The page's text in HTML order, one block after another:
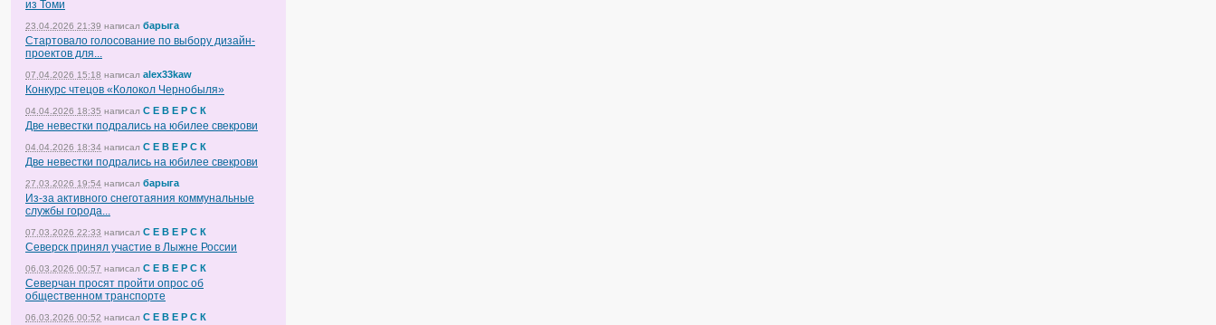
из Томи
23.04.2026 21:39 написал барыга
Стартовало голосование по выбору дизайн-
проектов для...
07.04.2026 15:18 написал alex33kaw
Конкурс чтецов «Колокол Чернобыля»
04.04.2026 18:35 написал С Е В Е Р С К
Две невестки подрались на юбилее свекрови
04.04.2026 18:34 написал С Е В Е Р С К
Две невестки подрались на юбилее свекрови
27.03.2026 19:54 написал барыга
Из-за активного снеготаяния коммунальные
службы города...
07.03.2026 22:33 написал С Е В Е Р С К
Северск принял участие в Лыжне России
06.03.2026 00:57 написал С Е В Е Р С К
Северчан просят пройти опрос об
общественном транспорте
06.03.2026 00:52 написал С Е В Е Р С К